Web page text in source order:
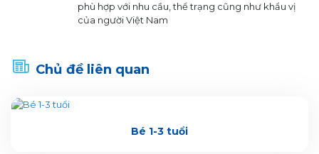
phù hợp với nhu cầu, thể trạng cũng như khẩu vị
của người Việt Nam
Chủ đề liên quan
Bé 1-3 tuổi